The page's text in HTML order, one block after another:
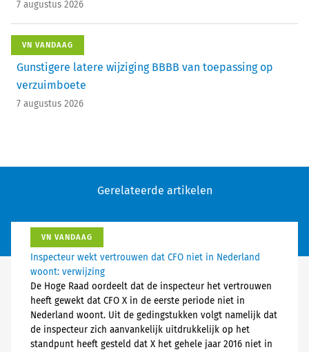
7 augustus 2026
VN VANDAAG
Gunstigere latere wijziging BBBB van toepassing op
verzuimboete
7 augustus 2026
Gerelateerde artikelen
VN VANDAAG
Inspecteur wekt vertrouwen dat CFO niet in Nederland
woont: verwijzing
De Hoge Raad oordeelt dat de inspecteur het vertrouwen
heeft gewekt dat CFO X in de eerste periode niet in
Nederland woont. Uit de gedingstukken volgt namelijk dat
de inspecteur zich aanvankelijk uitdrukkelijk op het
standpunt heeft gesteld dat X het gehele jaar 2016 niet in